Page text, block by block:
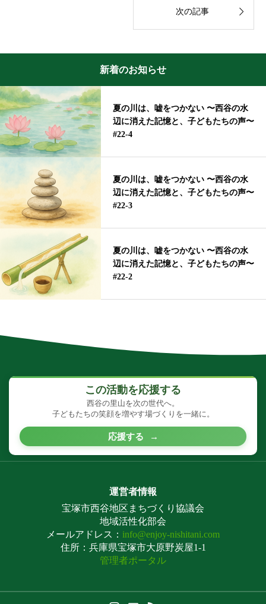
次の記事 
新着のお知らせ
夏の川は、嘘をつかない 〜西谷の水
辺に消えた記憶と、子どもたちの声〜
#22-4
夏の川は、嘘をつかない 〜西谷の水
辺に消えた記憶と、子どもたちの声〜
#22-3
夏の川は、嘘をつかない 〜西谷の水
辺に消えた記憶と、子どもたちの声〜
#22-2
この活動を応援する
西谷の里山を次の世代へ。
子どもたちの笑顔を増やす場づくりを一緒に。
応援する →
運営者情報
宝塚市西谷地区まちづくり協議会
地域活性化部会
メールアドレス： info@enjoy-nishitani.com
住所：兵庫県宝塚市大原野炭屋1-1
管理者ポータル